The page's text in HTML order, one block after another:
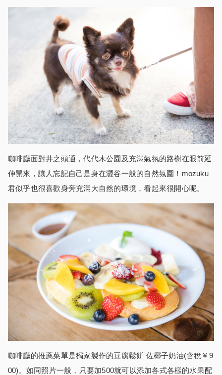
咖啡廳面對井之頭通，代代木公園及充滿氣氛的路樹在眼前延
伸開來，讓人忘記自己是身在澀谷一般的自然氛圍！mozuku
君似乎也很喜歡身旁充滿大自然的環境，看起來很開心呢。
咖啡廳的推薦菜單是獨家製作的豆腐鬆餅 佐椰子奶油(含稅￥9
00)。如同照片一般，只要加500就可以添加各式各樣的水果配